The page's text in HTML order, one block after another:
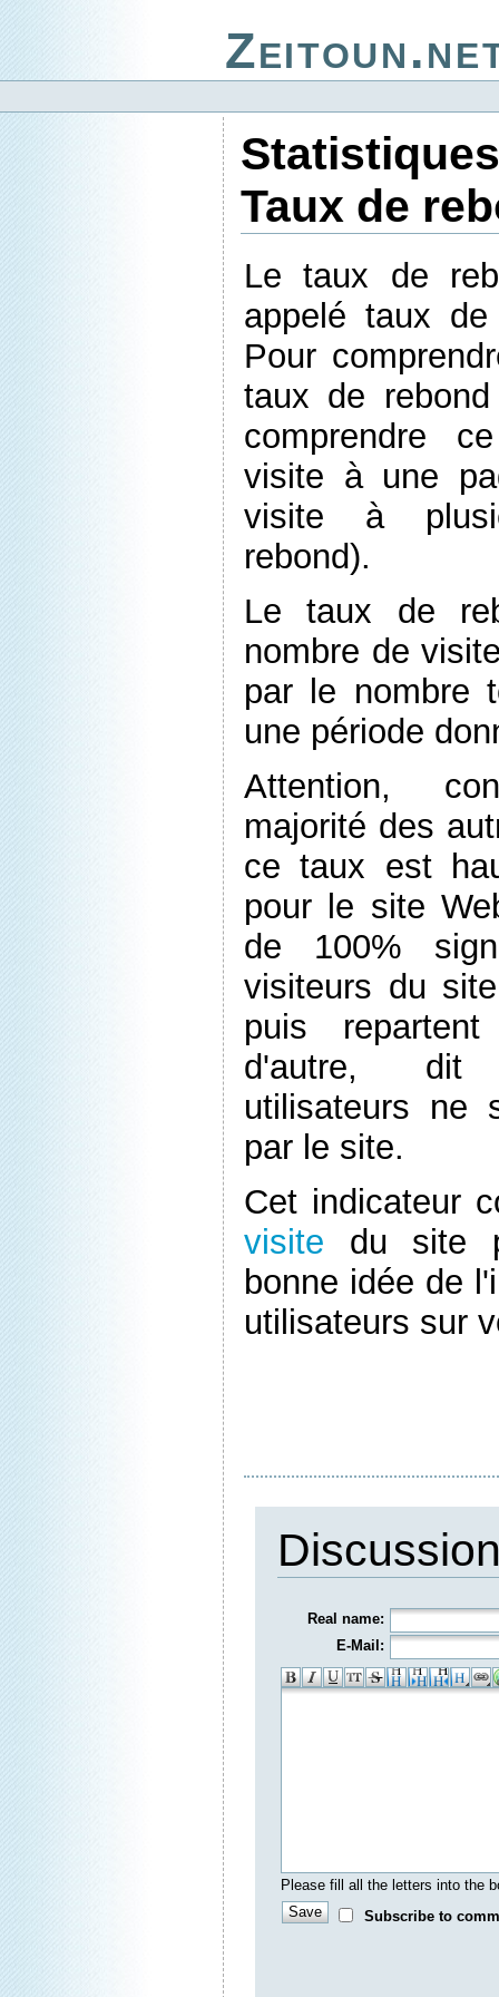
Taux de
Le taux de
appelé taux
Pour
taux de
comprendre
visite à une
visite à
rebond).
Le taux de
nombre de
par le nombre
une période
Attention,
majorité des
ce taux est
pour le site
de 100%
visiteurs du
puis
d'autre, dit
utilisateurs ne
par le site.
Cet indicateur
visite du site
bonne idée de
utilisateurs sur
Real name:
E-Mail:
Please fill all the letters into the
Subscribe to